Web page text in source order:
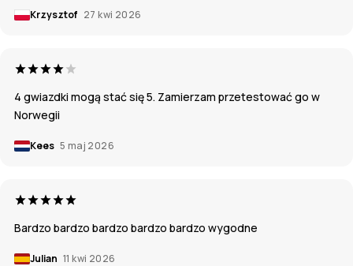
Krzysztof 27 kwi 2026
4 gwiazdki mogą stać się 5. Zamierzam przetestować go w
Norwegii
Kees 5 maj 2026
Bardzo bardzo bardzo bardzo bardzo wygodne
Julian 11 kwi 2026